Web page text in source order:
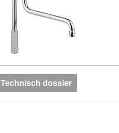
Technisch dossier